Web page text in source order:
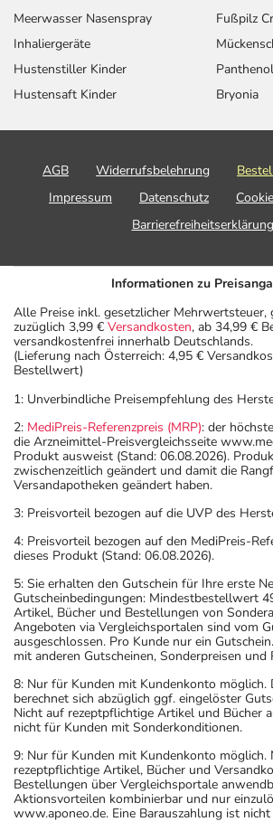
Meerwasser Nasenspray
Inhaliergeräte
Hustenstiller Kinder
Hustensaft Kinder
Fußpilz
Bryonia
AGB Widerrufsbelehrung
Impressum
Datenschutz
Barrierefreiheitserklärung
Informationen zu
Alle Preise inkl. gesetzlicher Mehrwertsteuer,
zuzüglich 3,99 € Versandkosten, ab 34,99 €
versandkostenfrei innerhalb Deutschlands.
(Lieferung nach Österreich: 4,95 €
Bestellwert)
1: Unverbindliche Preisempfehlung des
2: MediPreis-Referenzpreis (MRP): der
die Arzneimittel-Preisvergleichsseite
Produkt ausweist (Stand: 06.08.2026).
zwischenzeitlich geändert und damit die
Versandapotheken geändert haben.
3: Preisvorteil bezogen auf die UVP des
4: Preisvorteil bezogen auf den MediPreis-
dieses Produkt (Stand: 06.08.2026).
5: Sie erhalten den Gutschein für Ihre erste
Gutscheinbedingungen: Mindestbestellwert
Artikel, Bücher und Bestellungen von
Angeboten via Vergleichsportalen sind vom
ausgeschlossen. Pro Kunde nur ein
mit anderen Gutscheinen, Sonderpreisen
8: Nur für Kunden mit Kundenkonto möglich.
berechnet sich abzüglich ggf. eingelöster
Nicht auf rezeptpflichtige Artikel und Bücher
nicht für Kunden mit Sonderkonditionen.
9: Nur für Kunden mit Kundenkonto möglich.
rezeptpflichtige Artikel, Bücher und
Bestellungen über Vergleichsportale
Aktionsvorteilen kombinierbar und nur
www.aponeo.de. Eine Barauszahlung ist